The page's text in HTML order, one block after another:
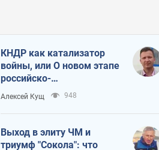
КНДР как катализатор
войны, или О новом этапе
российско-
северокорейского союза
Алексей Кущ 948
Выход в элиту ЧМ и
триумф "Сокола": что